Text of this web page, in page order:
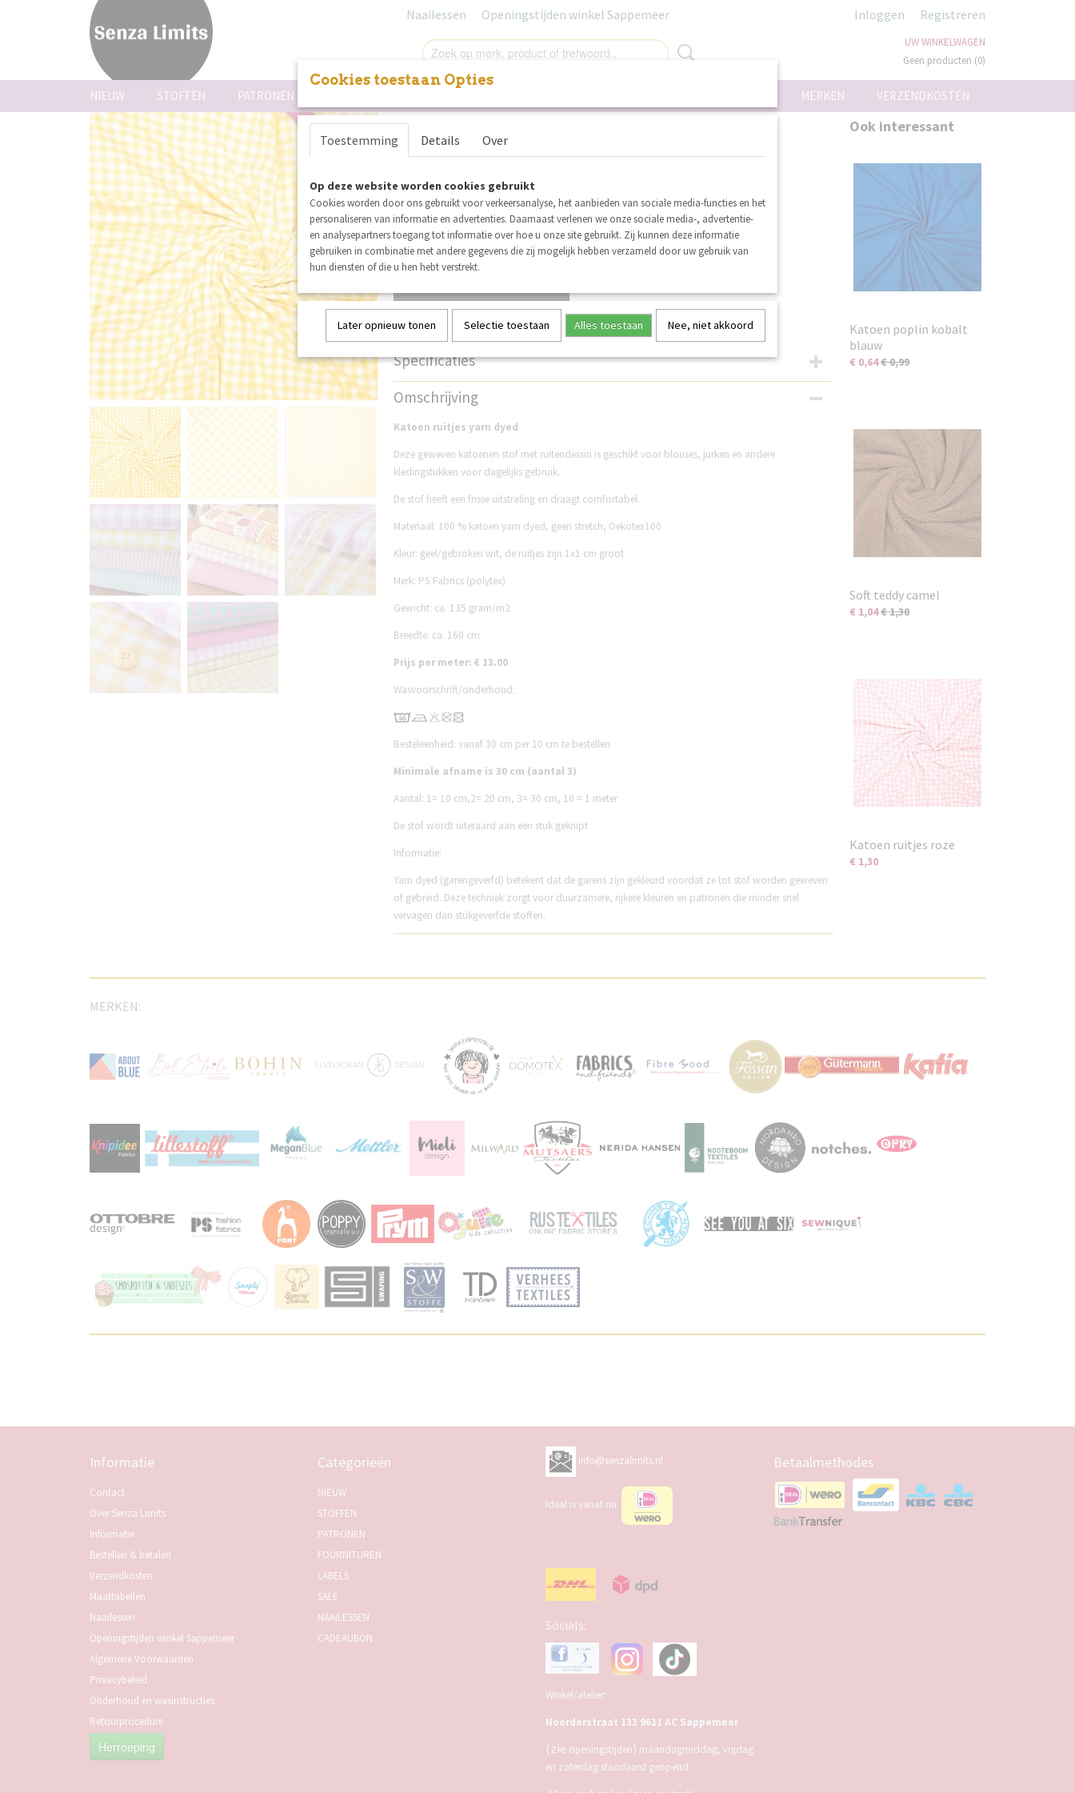
Naailessen Openingstijden winkel Sappemeer Inloggen Registreren
UW WINKELWAGEN
Geen producten (0)
VERZENDKOSTEN
MERKEN
NIEUW STOFFEN PATRONEN
nieuw
Katoen ruitjes geel
€ 1,30
Minimum aantal is 3 voor€ 3,90
✓Op voorraad
Aantal
IN WINKELWAGEN
Specificaties
Productcode
Omschrijving
Katoen ruitjes yarn dyed
Deze geweven katoenen stof met ruitendessin is geschikt voor blouses, jurken en andere
kledingstukken voor dagelijks gebruik.
De stof heeft een frisse uitstraling en draagt comfortabel.
Materiaal: 100 % katoen yarn dyed, geen stretch, Oekotex100
Kleur: geel/gebroken wit, de ruitjes zijn 1x1 cm groot
Merk: PS Fabrics (polytex)
Gewicht: ca. 135 gram/m2
Breedte: ca. 160 cm
Prijs per meter: € 13.00
Wasvoorschrift/onderhoud:
Besteleenheid: vanaf 30 cm per 10 cm te bestellen
Minimale afname is 30 cm (aantal 3)
Aantal: 1= 10 cm,2= 20 cm, 3= 30 cm, 10 = 1 meter
De stof wordt uiteraard aan een stuk geknipt
Informatie:
Yarn dyed (garengeverfd) betekent dat de garens zijn gekleurd voordat ze tot stof worden geweven
of gebreid. Deze techniek zorgt voor duurzamere, rijkere kleuren en patronen die minder snel
vervagen dan stukgeverfde stoffen.
Ook interessant
Katoen poplin kobalt
blauw
€ 0,64€ 0,99
Soft teddy camel
€ 1,04€ 1,30
Katoen ruitjes roze
€ 1,30
MERKEN:
Informatie
Contact
Over Senza Limits
Informatie
Bestellen & betalen
Verzendkosten
Maattabellen
Naailessen
Openingstijden winkel Sappemeer
Algemene Voorwaarden
Privacybeleid
Onderhoud en wasinstructies
Retourprocedure
Herroeping
Categorieën
NIEUW
STOFFEN
PATRONEN
FOURNITUREN
LABELS
SALE
NAAILESSEN
CADEAUBON
info@senzalimits.nl
Ideal is vanaf nu
Socials:
Winkel/atelier:
Noorderstraat 133 9611 AC Sappemeer
(zie openingstijden) maandagmiddag, vrijdag
en zaterdag standaard geopend
Betaalmethodes
Cookies toestaan Opties
Toestemming Details Over
Op deze website worden cookies gebruikt
Cookies worden door ons gebruikt voor verkeersanalyse, het aanbieden van sociale media-functies en het
personaliseren van informatie en advertenties. Daarnaast verlenen we onze sociale media-, advertentie-
en analysepartners toegang tot informatie over hoe u onze site gebruikt. Zij kunnen deze informatie
gebruiken in combinatie met andere gegevens die zij mogelijk hebben verzameld door uw gebruik van
hun diensten of die u hen hebt verstrekt.
Later opnieuw tonen Selectie toestaan Alles toestaan Nee, niet akkoord